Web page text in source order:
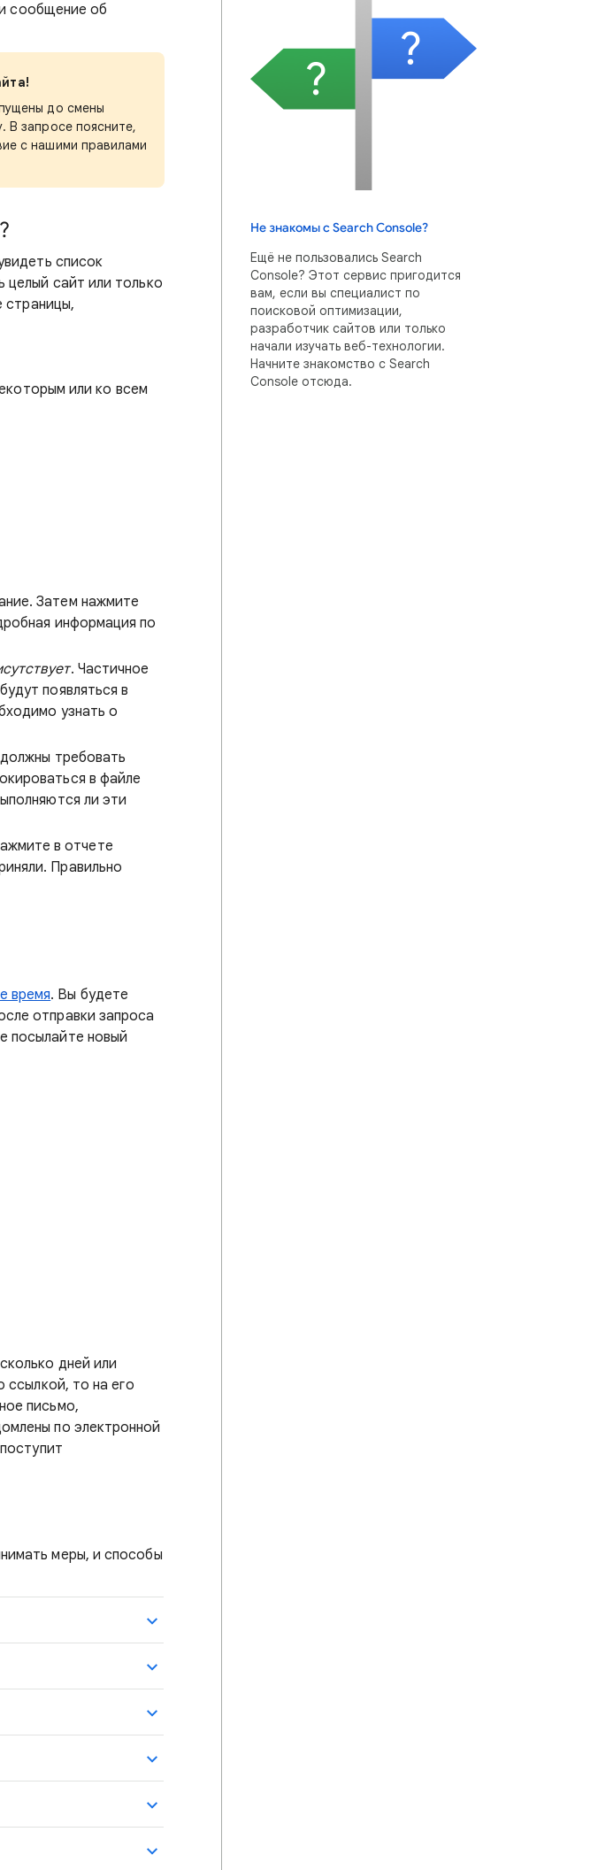
сообщение об
до смены
В запросе поясните,
с нашими правилами
список
сайт или только
страницы,
или ко всем
Затем нажмите
информация по
. Частичное
появляться в
узнать о
требовать
в файле
ли эти
в отчете
Правильно
время. Вы будете
отправки запроса
посылайте новый
дней или
ссылкой, то на его
письмо,
по электронной
меры, и способы
Не знакомы с Search Console?
Ещё не пользовались Search
Console? Этот сервис пригодится
вам, если вы специалист по
поисковой оптимизации,
разработчик сайтов или только
начали изучать веб-технологии.
Начните знакомство с Search
Console отсюда.